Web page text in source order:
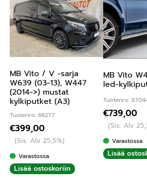
MB Vito / V -sarja
W639 (03-13), W447
(2014->) mustat
kylkiputket (A3)
Tuotenro: 68277
€399,00
(Sis. Alv 25,5%)
Varastossa
Lisää ostoskoriin
MB Vito
led-
Tuotenro:
€739,00
(Sis. Alv
Varastossa
Lisää